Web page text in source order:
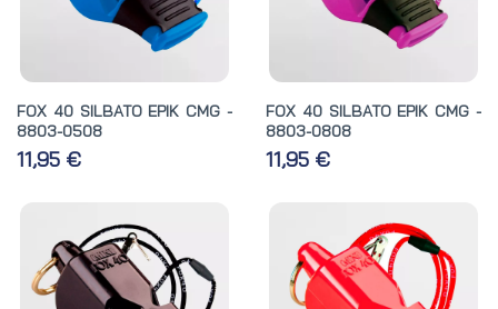
FOX 40 SILBATO EPIK CMG -
8803-0508
11,95 €
FOX 40 SILBATO EPIK CMG -
8803-0808
11,95 €